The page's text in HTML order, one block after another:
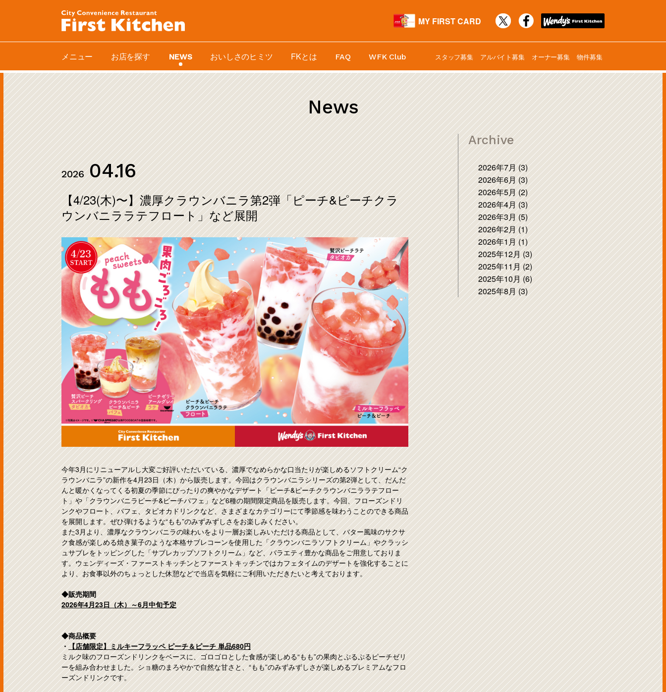
MY FIRST CARD
メニュー お店を探す NEWS おいしさのヒミツ FKとは FAQ WFK Club スタッフ募集 アルバイト募集 オーナー募集 物件募集
News
2026 04.16
【4/23(木)〜】濃厚クラウンバニラ第2弾「ピーチ&ピーチクラ
ウンバニララテフロート」など展開
今年3月にリニューアルし大変ご好評いただいている、濃厚でなめらかな口当たりが楽しめるソフトクリーム“ク
ラウンバニラ”の新作を4月23日（木）から販売します。今回はクラウンバニラシリーズの第2弾として、だんだ
んと暖かくなってくる初夏の季節にぴったりの爽やかなデザート「ピーチ&ピーチクラウンバニララテフロー
ト」や「クラウンバニラピーチ&ピーチパフェ」など6種の期間限定商品を販売します。今回、フローズンドリ
ンクやフロート、パフェ、タピオカドリンクなど、さまざまなカテゴリーにて季節感を味わうことのできる商品
を展開します。ぜひ弾けるような“もも”のみずみずしさをお楽しみください。
また3月より、濃厚なクラウンバニラの味わいをより一層お楽しみいただける商品として、バター風味のサクサ
ク食感が楽しめる焼き菓子のような本格サブレコーンを使用した「クラウンバニラソフトクリーム」やクラッシ
ュサブレをトッピングした「サブレカップソフトクリーム」など、バラエティ豊かな商品をご用意しておりま
す。ウェンディーズ・ファーストキッチンとファーストキッチンではカフェタイムのデザートを強化することに
より、お食事以外のちょっとした休憩などで当店を気軽にご利用いただきたいと考えております。
◆販売期間
2026年4月23日（木）～6月中旬予定
◆商品概要
・【店舗限定】ミルキーフラッペ ピーチ＆ピーチ 単品680円
ミルク味のフローズンドリンクをベースに、ゴロゴロとした食感が楽しめる“もも”の果肉とぷるぷるピーチゼリ
ーを組み合わせました。ショ糖のまろやかで自然な甘さと、“もも”のみずみずしさが楽しめるプレミアムなフロ
ーズンドリンクです。
Archive
2026年7月 (3)
2026年6月 (3)
2026年5月 (2)
2026年4月 (3)
2026年3月 (5)
2026年2月 (1)
2026年1月 (1)
2025年12月 (3)
2025年11月 (2)
2025年10月 (6)
2025年8月 (3)